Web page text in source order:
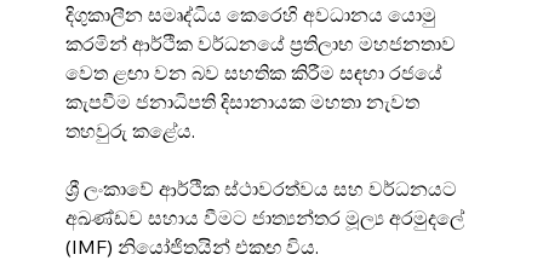
දිගුකාලීන සමෘද්ධිය කෙරෙහි අවධානය යොමු
කරමින් ආර්ථික වර්ධනයේ ප්‍රතිලාභ මහජනතාව
වෙත ළඟා වන බව සහතික කිරීම සඳහා රජයේ
කැපවීම ජනාධිපති දිසානායක මහතා නැවත
තහවුරු කළේය.
ශ්‍රී ලංකාවේ ආර්ථික ස්ථාවරත්වය සහ වර්ධනයට
අඛණ්ඩව සහාය වීමට ජාත්‍යන්තර මූල්‍ය අරමුදලේ
(IMF) නියෝජිතයින් එකඟ විය.